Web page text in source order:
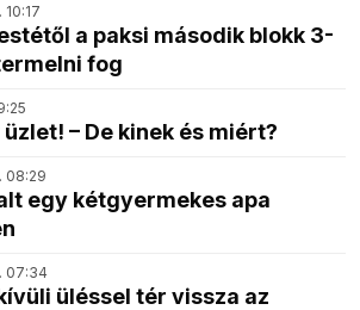
10:17
a paksi második blokk 3-
fog
– De kinek és miért?
08:29
egy kétgyermekes apa
07:34
üléssel tér vissza az